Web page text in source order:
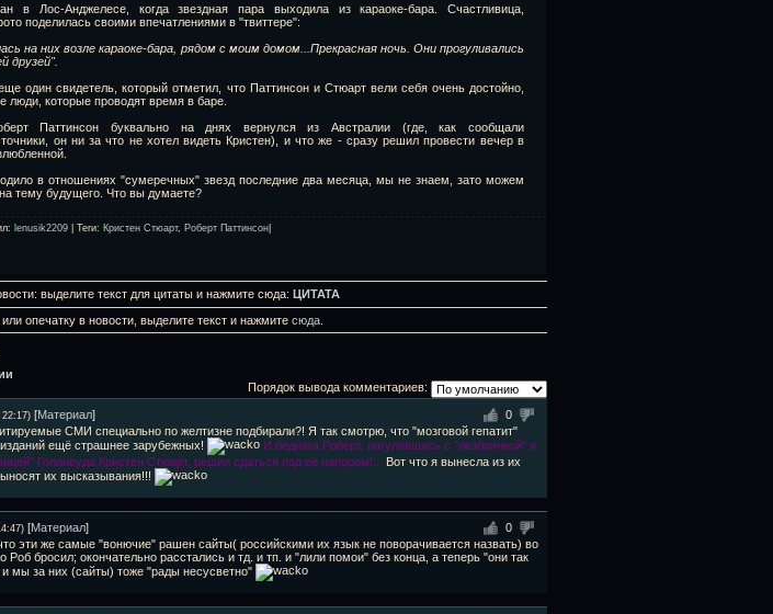
в Лос-Анджелесе, когда звездная пара выходила из караоке-бара. Счастливица,
поделилась своими впечатлениями в "твиттере":
на них возле караоке-бара, рядом с моим домом...Прекрасная ночь. Они прогуливались
друзей".
один свидетель, который отметил, что Паттинсон и Стюарт вели себя очень достойно,
люди, которые проводят время в баре.
Паттинсон буквально на днях вернулся из Австралии (где, как сообщали
он ни за что не хотел видеть Кристен), и что же - сразу решил провести вечер в
в отношениях "сумеречных" звезд последние два месяца, мы не знаем, зато можем
тему будущего. Что вы думаете?
: lenusik2209 Теги: Кристен Стюарт, Роберт Паттинсон
выделите текст для цитаты и нажмите сюда: ЦИТАТА
опечатку в новости, выделите текст и нажмите сюда
Порядок вывода комментариев:
0
22:17) [Материал]
СМИ специально по желтизне подбирали?! Я так смотрю, что "мозговой гепатит"
ещё страшнее зарубежных!
И бедняга Роберт, нагулявшись с "лезбиянкой" и
Голливуда Кристен Стюарт, решил сдаться под её напором!...
Вот что я вынесла из их
их высказывания!!!
0
[Материал]
эти же самые "вонючие" рашен сайты( российскими их язык не поворачивается назвать) во
Роб бросил; окончательно расстались и тд. и тп. и "лили помои" без конца, а теперь "они так
мы за них (сайты) тоже "рады несусветно"